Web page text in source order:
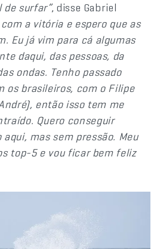
de surfar”, disse Gabriel
a vitória e espero que as
Eu já vim para cá algumas
daqui, das pessoas, da
ondas. Tenho passado
os brasileiros, com o Filipe
então isso tem me
Quero conseguir
mas sem pressão. Meu
top-5 e vou ficar bem feliz